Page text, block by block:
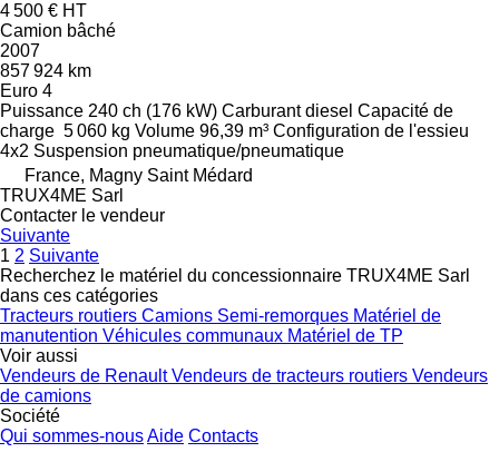
4 500 € HT
Camion bâché
2007
857 924 km
Euro 4
Puissance 240 ch (176 kW) Carburant diesel Capacité de
charge 5 060 kg Volume 96,39 m³ Configuration de l'essieu
4x2 Suspension pneumatique/pneumatique
France, Magny Saint Médard
TRUX4ME Sarl
Contacter le vendeur
Suivante
1 2 Suivante
Recherchez le matériel du concessionnaire TRUX4ME Sarl
dans ces catégories
Tracteurs routiers Camions Semi-remorques Matériel de
manutention Véhicules communaux Matériel de TP
Voir aussi
Vendeurs de RenaultVendeurs de tracteurs routiers Vendeurs
de camions
Société
Qui sommes-nousAide Contacts